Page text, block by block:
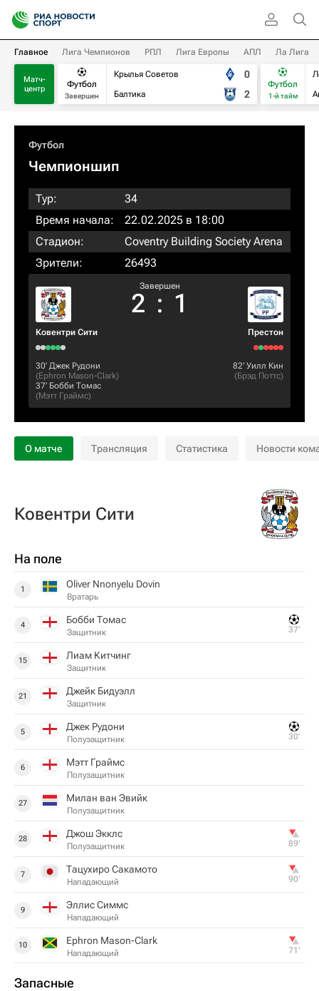
Главное Лига Чемпионов РПЛ Лига Европы АПЛ Ла Лига
Матч-
центр
Футбол
Завершен
Крылья Советов
Балтика
0
2
Футбол
1-й тайм
Футбол
Чемпионшип
Тур:
34
Время начала:
22.02.2025 в 18:00
Стадион:
Coventry Building Society Arena
Зрители:
26493
Ковентри Сити
Завершен
2 : 1
Престон
30‎’‎ Джек Рудони
(Ephron Mason-Clark)
37‎’‎ Бобби Томас
(Мэтт Граймс)
82‎’‎ Уилл Кин
(Брэд Поттс)
О матче Трансляция Статистика Новости
Ковентри Сити
На поле
1 Oliver Nnonyelu Dovin
Вратарь
4 Бобби Томас
Защитник 37‎’‎
15 Лиам Китчинг
Защитник
21 Джейк Бидуэлл
Защитник
5 Джек Рудони
Полузащитник 30‎’‎
6 Мэтт Граймс
Полузащитник
27 Милан ван Эвийк
Полузащитник
28 Джош Экклс
Полузащитник 89‎’‎
7 Тацухиро Сакамото
Нападающий 90‎’‎
9 Эллис Симмс
Нападающий
10 Ephron Mason-Clark
Нападающий 71‎’‎
Запасные